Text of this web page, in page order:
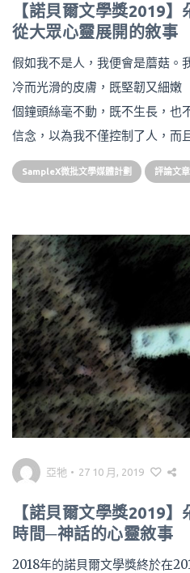
【諾貝爾文學獎2019
從大眾心靈展開的敘事
假如我不是人，我便會是蘑菇。
冷而光滑的皮膚，既堅韌又細
個鐘頭絲毫不動，既不生長，也
信念，以為我不僅控制了人，而
SampleX微批文學媒體計劃 評論文章
亞牠 • 27 10 月, 2019
【諾貝爾文學獎2019
時間─神話的心靈敘事
2018年的諾貝爾文學獎終於在